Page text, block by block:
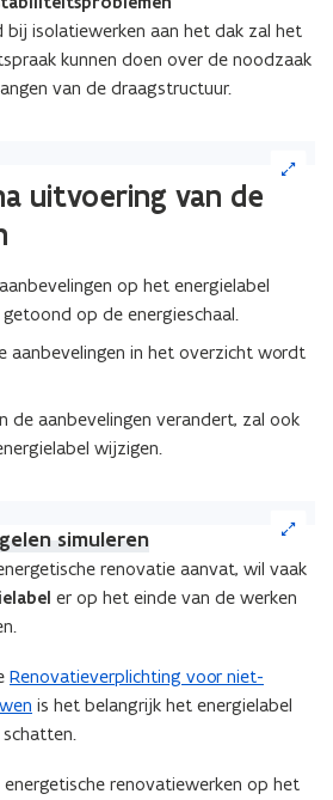
bij isolatiewerken aan het dak zal het
kunnen doen over de noodzaak
van de draagstructuur.
uitvoering van de
op het energielabel
op de energieschaal.
aanbevelingen in het overzicht wordt
de aanbevelingen verandert, zal ook
wijzigen.
simuleren
renovatie aanvat, wil vaak
er op het einde van de werken
Renovatieverplichting voor niet-
is het belangrijk het energielabel
renovatiewerken op het